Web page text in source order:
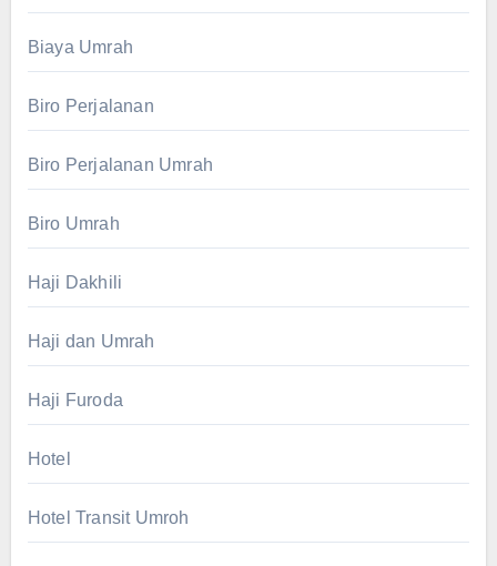
Biaya Umrah
Biro Perjalanan
Biro Perjalanan Umrah
Biro Umrah
Haji Dakhili
Haji dan Umrah
Haji Furoda
Hotel
Hotel Transit Umroh